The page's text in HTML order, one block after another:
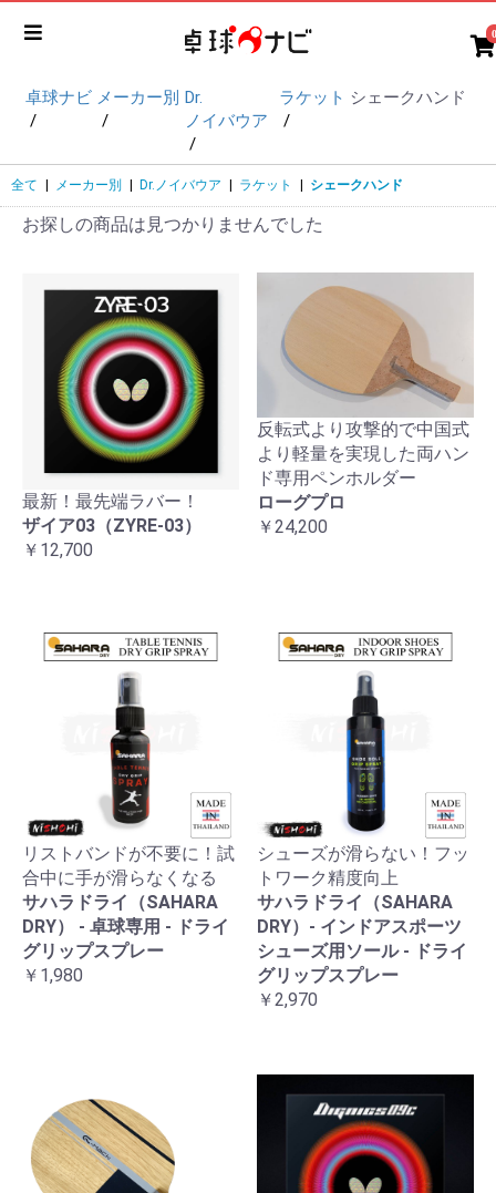
0
卓球ナビ メーカー別 Dr.
ノイバウア
ラケット シェークハンド
全て メーカー別 Dr.ノイバウア ラケット シェークハンド
お探しの商品は見つかりませんでした
最新！最先端ラバー！
ザイア03（ZYRE-03）
￥12,700
反転式より攻撃的で中国式
より軽量を実現した両ハン
ド専用ペンホルダー
ローグプロ
￥24,200
リストバンドが不要に！試
合中に手が滑らなくなる
サハラドライ（SAHARA
DRY） - 卓球専用 - ドライ
グリップスプレー
￥1,980
シューズが滑らない！フッ
トワーク精度向上
サハラドライ（SAHARA
DRY）- インドアスポーツ
シューズ用ソール - ドライ
グリップスプレー
￥2,970